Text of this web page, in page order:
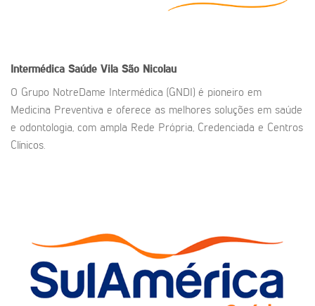
Intermédica Saúde Vila São Nicolau
O Grupo NotreDame Intermédica (GNDI) é pioneiro em
Medicina Preventiva e oferece as melhores soluções em saúde
e odontologia, com ampla Rede Própria, Credenciada e Centros
Clínicos.